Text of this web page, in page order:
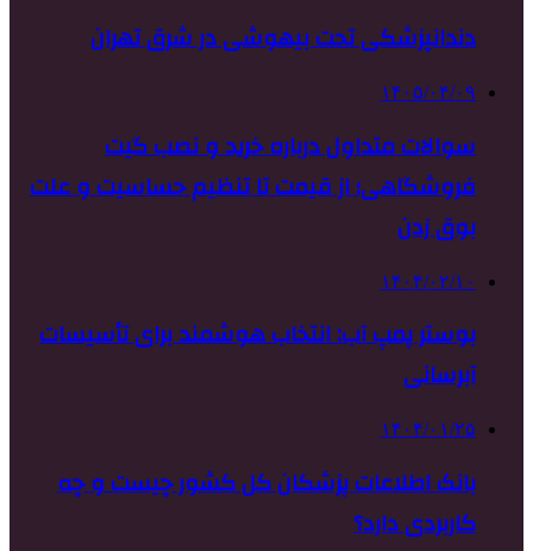
دندانپزشکی تحت بیهوشی در شرق تهران
۱۴۰۵/۰۴/۰۹
سوالات متداول درباره خرید و نصب گیت
فروشگاهی؛ از قیمت تا تنظیم حساسیت و علت
بوق زدن
۱۴۰۴/۰۲/۱۰
بوستر پمپ آب: انتخاب هوشمند برای تأسیسات
آبرسانی
۱۴۰۴/۰۱/۲۵
بانک اطلاعات پزشکان کل کشور چیست و چه
کاربردی دارد؟